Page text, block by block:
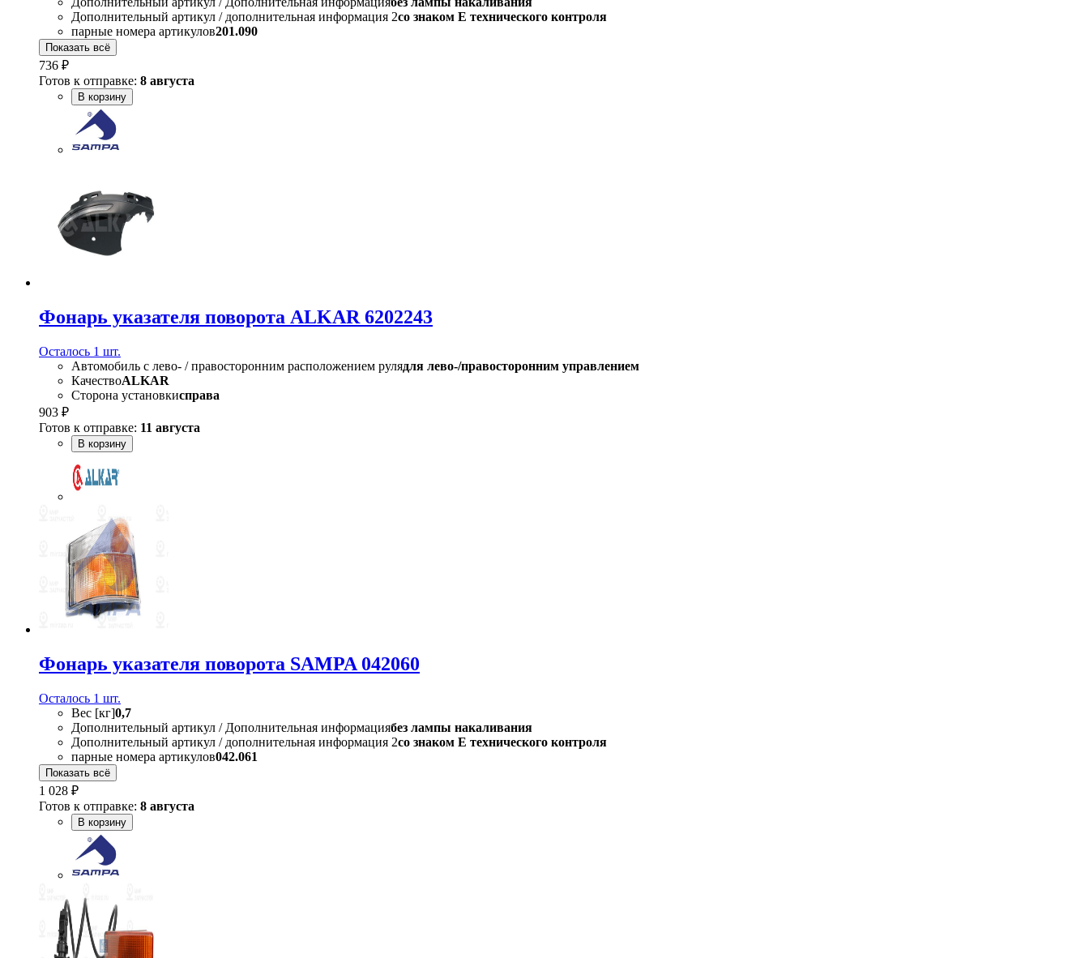
Дополнительный артикул / дополнительная информация 2со знаком Е технического контроля
парные номера артикулов201.090
Показать всё
736 ₽
Готов к отправке: 8 августа
В корзину
Фонарь указателя поворота ALKAR 6202243
Осталось 1 шт.
Автомобиль с лево- / правосторонним расположением рулядля лево-/правосторонним управлением
КачествоALKAR
Сторона установкисправа
903 ₽
Готов к отправке: 11 августа
В корзину
Фонарь указателя поворота SAMPA 042060
Осталось 1 шт.
Вес [кг]0,7
Дополнительный артикул / Дополнительная информациябез лампы накаливания
Дополнительный артикул / дополнительная информация 2со знаком Е технического контроля
парные номера артикулов042.061
Показать всё
1 028 ₽
Готов к отправке: 8 августа
В корзину